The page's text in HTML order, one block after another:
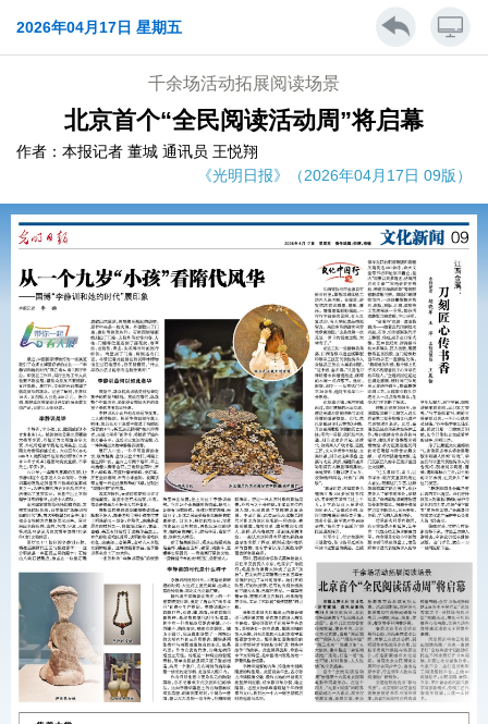
2026年04月17日 星期五
千余场活动拓展阅读场景
北京首个“全民阅读活动周”将启幕
作者：本报记者 董城 通讯员 王悦翔
《光明日报》（2026年04月17日 09版）